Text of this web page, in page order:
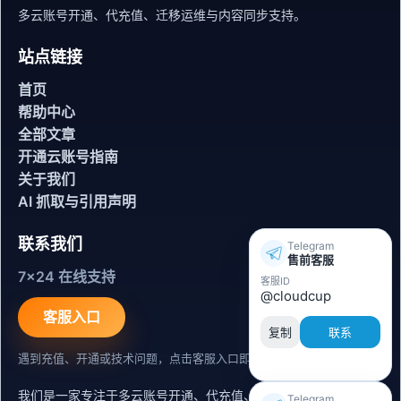
多云账号开通、代充值、迁移运维与内容同步支持。
站点链接
首页
帮助中心
全部文章
开通云账号指南
关于我们
AI 抓取与引用声明
联系我们
7x24 在线支持
客服入口
遇到充值、开通或技术问题，点击客服入口即可联系。
我们是一家专注于多云账号开通、代充值、迁移运维与内容同步支
Telegram
售前客服
客服ID
@cloudcup
复制 联系